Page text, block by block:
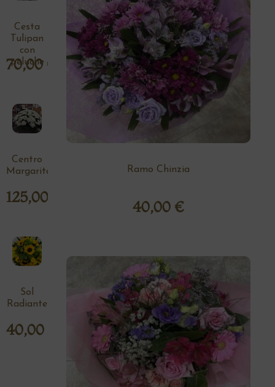
Ramo Chinzia
40,00 €
Cesta
Tulipan
con
peluche
70,00€
Centro
Margaritas
125,00
Sol
Radiante
40,00